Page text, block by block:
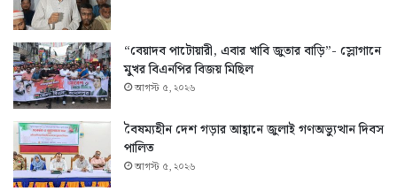
“বেয়াদব পাটোয়ারী, এবার খাবি জুতার বাড়ি”- স্লোগানে
মুখর বিএনপির বিজয় মিছিল
আগস্ট ৫, ২০২৬
বৈষম্যহীন দেশ গড়ার আহ্বানে জুলাই গণঅভ্যুত্থান দিবস
পালিত
আগস্ট ৫, ২০২৬